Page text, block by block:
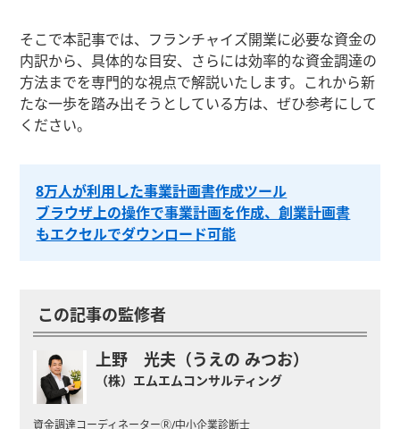
そこで本記事では、フランチャイズ開業に必要な資金の
内訳から、具体的な目安、さらには効率的な資金調達の
方法までを専門的な視点で解説いたします。これから新
たな一歩を踏み出そうとしている方は、ぜひ参考にして
ください。
8万人が利用した事業計画書作成ツール
ブラウザ上の操作で事業計画を作成、創業計画書
もエクセルでダウンロード可能
この記事の監修者
上野 光夫（うえの みつお）
（株）エムエムコンサルティング
資金調達コーディネーターⓇ/中小企業診断士